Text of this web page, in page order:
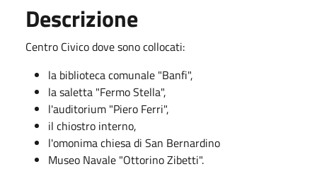
Descrizione
Centro Civico dove sono collocati:
la biblioteca comunale "Banfi",
la saletta "Fermo Stella",
l'auditorium "Piero Ferri",
il chiostro interno,
l'omonima chiesa di San Bernardino
Museo Navale "Ottorino Zibetti".